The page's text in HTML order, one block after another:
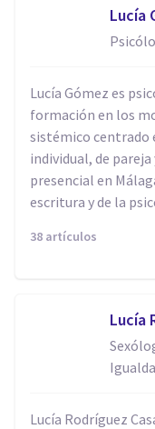
Lucía
Lucía Gómez es
formación en los
sistémico centrado
individual, de
presencial en
escritura y de la
38 artículos
Lucía
Lucía Rodríguez